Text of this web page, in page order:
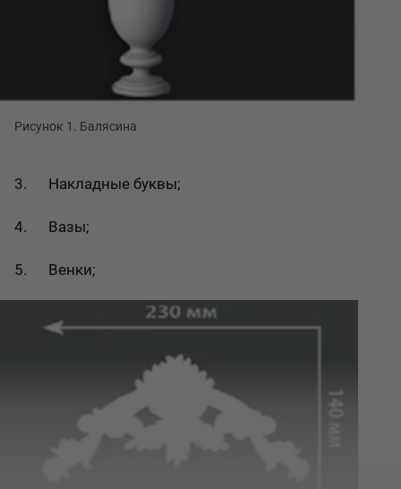
Рисунок 1. Балясина
3. Накладные буквы;
4. Вазы;
5. Венки;